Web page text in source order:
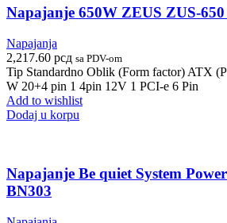
Napajanje 650W ZEUS ZUS-
Napajanja
2,217.60 рсд sa PDV-om
Tip Standardno Oblik (Form factor) ATX
W 20+4 pin 1 4pin 12V 1 PCI-e 6 Pin
Add to wishlist
Dodaj u korpu
Napajanje Be quiet System
BN303